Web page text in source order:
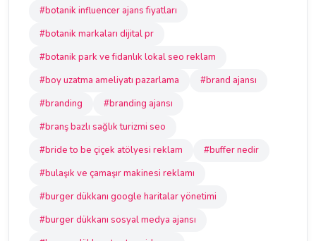
#botanik influencer ajans fiyatları
#botanik markaları dijital pr
#botanik park ve fidanlık lokal seo reklam
#boy uzatma ameliyatı pazarlama
#brand ajansı
#branding
#branding ajansı
#branş bazlı sağlık turizmi seo
#bride to be çiçek atölyesi reklam
#buffer nedir
#bulaşık ve çamaşır makinesi reklamı
#burger dükkanı google haritalar yönetimi
#burger dükkanı sosyal medya ajansı